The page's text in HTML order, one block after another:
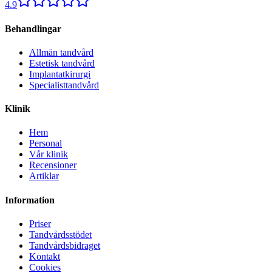
4.9
Behandlingar
Allmän tandvård
Estetisk tandvård
Implantatkirurgi
Specialisttandvård
Klinik
Hem
Personal
Vår klinik
Recensioner
Artiklar
Information
Priser
Tandvårdsstödet
Tandvårdsbidraget
Kontakt
Cookies